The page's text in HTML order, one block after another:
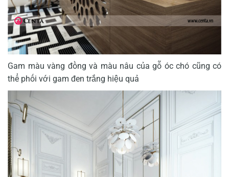
Gam màu vàng đồng và màu nâu của gỗ óc chó cũng có
thể phối với gam đen trắng hiệu quả